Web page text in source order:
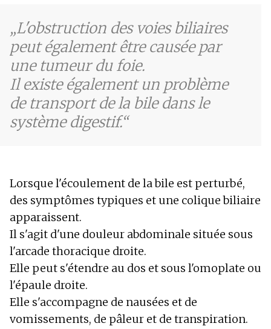
L'obstruction des voies biliaires
peut également être causée par
une tumeur du foie.
Il existe également un problème
de transport de la bile dans le
système digestif.
Lorsque l'écoulement de la bile est perturbé,
des symptômes typiques et une colique biliaire
apparaissent.
Il s'agit d'une douleur abdominale située sous
l'arcade thoracique droite.
Elle peut s'étendre au dos et sous l'omoplate ou
l'épaule droite.
Elle s'accompagne de nausées et de
vomissements, de pâleur et de transpiration.